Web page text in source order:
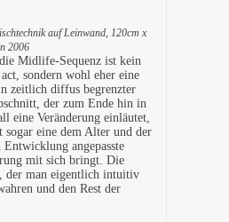
auf Leinwand, 120cm x
2006
Midlife-Sequenz ist kein
sondern wohl eher eine
zeitlich diffus begrenzter
der zum Ende hin in
eine Veränderung einläutet,
sogar eine dem Alter und der
Entwicklung angepasste
mit sich bringt. Die
der man eigentlich intuitiv
und den Rest der